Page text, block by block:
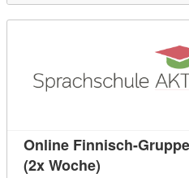
Online Finnisch-
(2x Woche)